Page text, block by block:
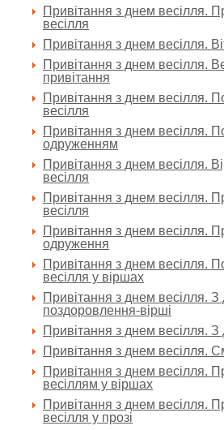
Привітання з днем весілля.
весілля
Привітання з днем весілля.
Привітання з днем весілля.
привітання
Привітання з днем весілля.
весілля
Привітання з днем весілля.
одруженням
Привітання з днем весілля.
весілля
Привітання з днем весілля.
весілля
Привітання з днем весілля.
одруження
Привітання з днем весілля.
весілля у віршах
Привітання з днем весілля. З
поздоровлення-вірші
Привітання з днем весілля. З
Привітання з днем весілля.
Привітання з днем весілля.
весіллям у віршах
Привітання з днем весілля.
весілля у прозі